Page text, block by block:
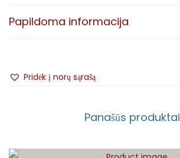
2x spausdinti įdėklai su nuotraukomis
250 ranka numeruotų kopijų
Papildoma informacija
Pridėk į norų sąrašą
Panašūs produktai